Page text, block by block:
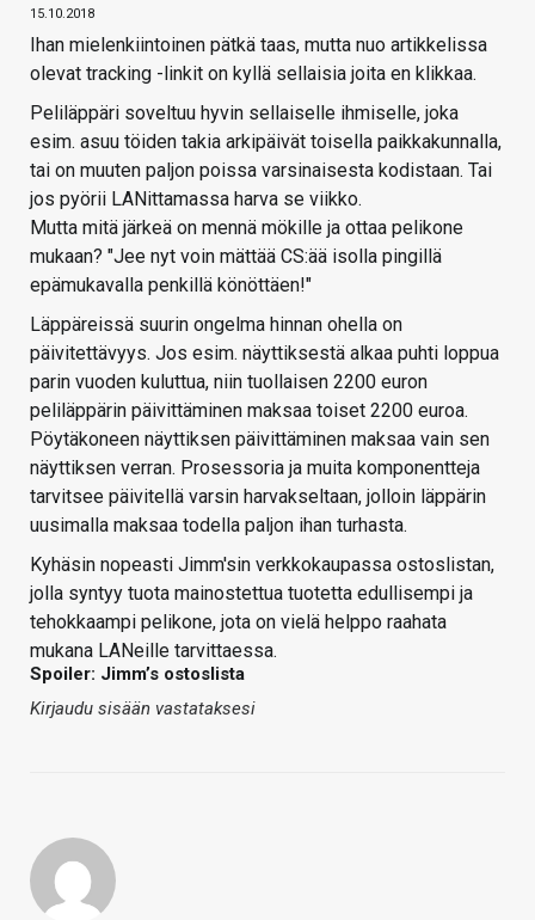
15.10.2018
Ihan mielenkiintoinen pätkä taas, mutta nuo artikkelissa
olevat tracking -linkit on kyllä sellaisia joita en klikkaa.
Peliläppäri soveltuu hyvin sellaiselle ihmiselle, joka
esim. asuu töiden takia arkipäivät toisella paikkakunnalla,
tai on muuten paljon poissa varsinaisesta kodistaan. Tai
jos pyörii LANittamassa harva se viikko.
Mutta mitä järkeä on mennä mökille ja ottaa pelikone
mukaan? "Jee nyt voin mättää CS:ää isolla pingillä
epämukavalla penkillä könöttäen!"
Läppäreissä suurin ongelma hinnan ohella on
päivitettävyys. Jos esim. näyttiksestä alkaa puhti loppua
parin vuoden kuluttua, niin tuollaisen 2200 euron
peliläppärin päivittäminen maksaa toiset 2200 euroa.
Pöytäkoneen näyttiksen päivittäminen maksaa vain sen
näyttiksen verran. Prosessoria ja muita komponentteja
tarvitsee päivitellä varsin harvakseltaan, jolloin läppärin
uusimalla maksaa todella paljon ihan turhasta.
Kyhäsin nopeasti Jimm'sin verkkokaupassa ostoslistan,
jolla syntyy tuota mainostettua tuotetta edullisempi ja
tehokkaampi pelikone, jota on vielä helppo raahata
mukana LANeille tarvittaessa.
Spoiler: Jimm’s ostoslista
Kirjaudu sisään vastataksesi